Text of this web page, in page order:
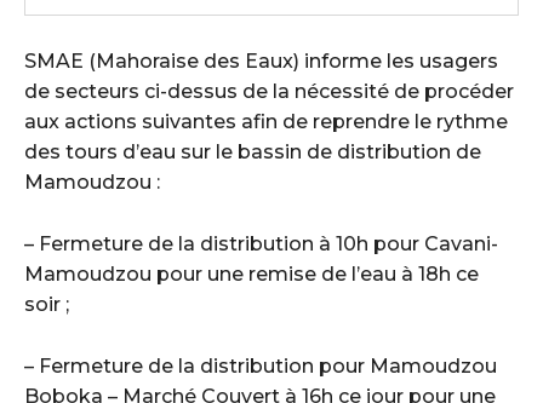
SMAE (Mahoraise des Eaux) informe les usagers
de secteurs ci-dessus de la nécessité de procéder
aux actions suivantes afin de reprendre le rythme
des tours d’eau sur le bassin de distribution de
Mamoudzou :
– Fermeture de la distribution à 10h pour Cavani-
Mamoudzou pour une remise de l’eau à 18h ce
soir ;
– Fermeture de la distribution pour Mamoudzou
Boboka – Marché Couvert à 16h ce jour pour une